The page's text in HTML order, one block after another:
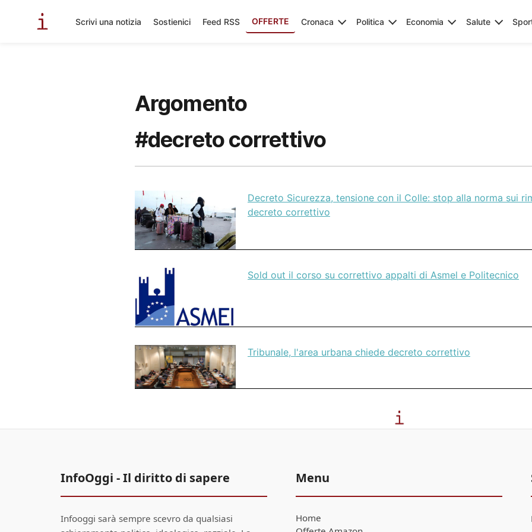
Scrivi una notizia Sostienici Feed RSS OFFERTE Cronaca Politica Economia Salute
Argomento
#decreto correttivo
Decreto Sicurezza, tensione con il Colle: stop alla norma sui
decreto correttivo
Sold out il corso su correttivo appalti di Asmel e Politecnico
Tribunale, l'area urbana chiede decreto correttivo
InfoOggi - Il diritto di sapere
Infooggi sarà sempre scevro da qualsiasi
Menu
Home